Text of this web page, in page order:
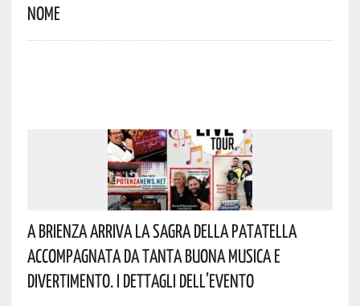
Nome
A Brienza Arriva La Sagra Della Patatella
Accompagnata Da Tanta Buona Musica E
Divertimento. I Dettagli Dell’evento